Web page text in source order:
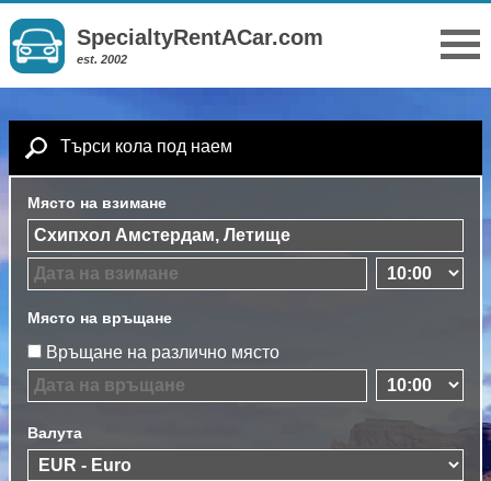
SpecialtyRentACar.com
est. 2002
Търси кола под наем
Място на взимане
Място на връщане
Връщане на различно място
Валута